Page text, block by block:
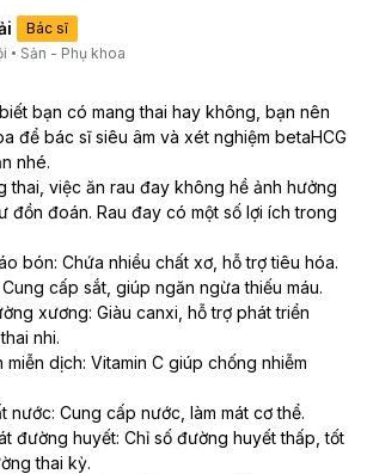
Bác sĩ
Sản - Phụ khoa
bạn có mang thai hay không, bạn nên
để bác sĩ siêu âm và xét nghiệm betaHCG
nhé.
thai, việc ăn rau đay không hề ảnh hưởng
đồn đoán. Rau đay có một số lợi ích trong
bón: Chứa nhiều chất xơ, hỗ trợ tiêu hóa.
Cung cấp sắt, giúp ngăn ngừa thiếu máu.
xương: Giàu canxi, hỗ trợ phát triển
nhi.
miễn dịch: Vitamin C giúp chống nhiễm
nước: Cung cấp nước, làm mát cơ thể.
đường huyết: Chỉ số đường huyết thấp, tốt
thai kỳ.